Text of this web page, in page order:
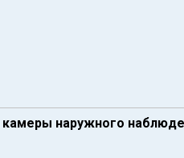
камеры наружного